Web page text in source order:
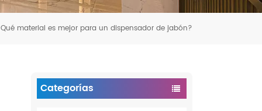
中文
material es mejor para un dispensador de jabón?
Categorías